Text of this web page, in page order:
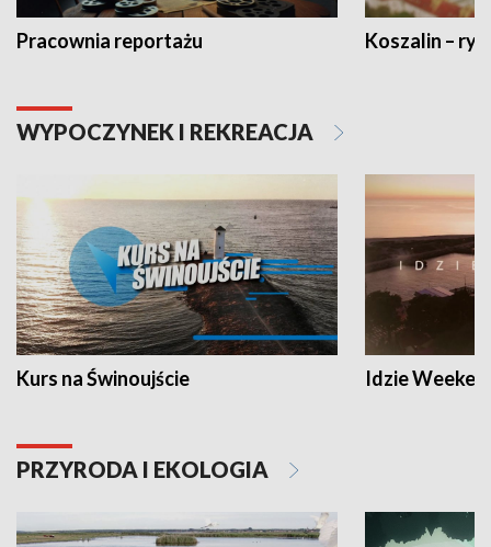
Pracownia reportażu Koszalin –
WYPOCZYNEK I REKREACJA
Kurs na Świnoujście Idzie
PRZYRODA I EKOLOGIA